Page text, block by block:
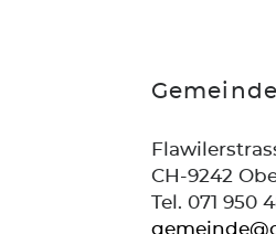
CH-9242
Tel. 071 950